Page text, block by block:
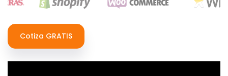
Cotiza GRATIS